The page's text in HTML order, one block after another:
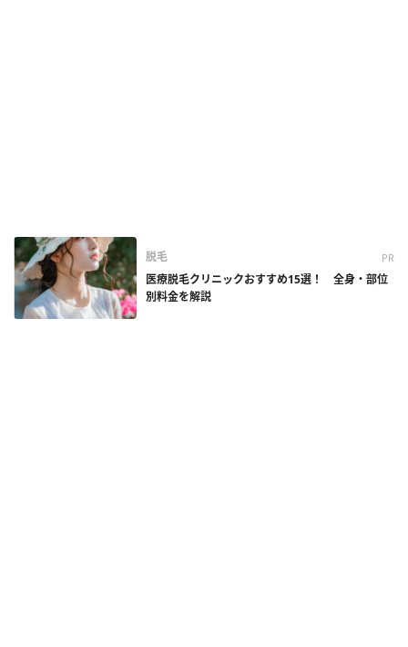
脱毛 PR
医療脱毛クリニックおすすめ15選！ 全身・部位
別料金を解説